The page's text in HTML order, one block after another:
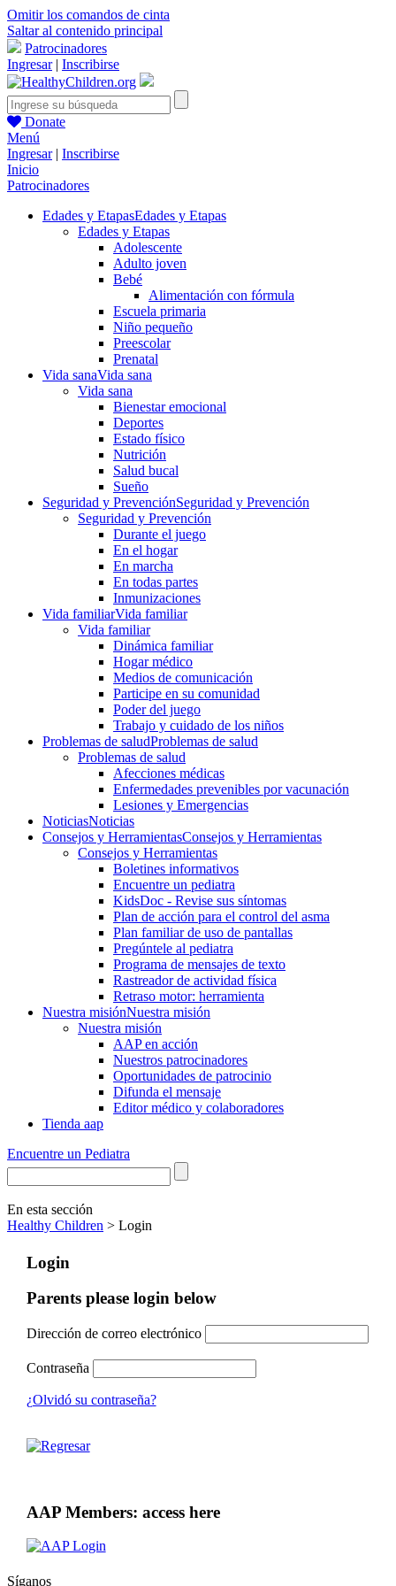
Omitir los comandos de cinta
Saltar al contenido principal
Patrocinadores
Ingresar| Inscribirse
Donate
Menú
Ingresar| Inscribirse
Inicio
Patrocinadores
Edades y EtapasEdades y Etapas
Edades y Etapas
Adolescente
Adulto joven
Bebé
Alimentación con fórmula
Escuela primaria
Niño pequeño
Preescolar
Prenatal
Vida sanaVida sana
Vida sana
Bienestar emocional
Deportes
Estado físico
Nutrición
Salud bucal
Sueño
Seguridad y PrevenciónSeguridad y Prevención
Seguridad y Prevención
Durante el juego
En el hogar
En marcha
En todas partes
Inmunizaciones
Vida familiarVida familiar
Vida familiar
Dinámica familiar
Hogar médico
Medios de comunicación
Participe en su comunidad
Poder del juego
Trabajo y cuidado de los niños
Problemas de saludProblemas de salud
Problemas de salud
Afecciones médicas
Enfermedades prevenibles por vacunación
Lesiones y Emergencias
NoticiasNoticias
Consejos y HerramientasConsejos y Herramientas
Consejos y Herramientas
Boletines informativos
Encuentre un pediatra
KidsDoc - Revise sus síntomas
Plan de acción para el control del asma
Plan familiar de uso de pantallas
Pregúntele al pediatra
Programa de mensajes de texto
Rastre​​ador de activida​d física
Retraso motor: herramienta
Nuestra misiónNuestra misión
Nuestra misión
AAP en acción
Nuestros patrocinadores
Oportunidades de patrocinio
Difunda el mensaje
Editor médico y colaboradores
Tienda aap
Encuentre un Pediatra
En esta sección
Healthy Children > Login
Login
Parents please login below
Dirección de correo electrónico
Contraseña
¿Olvidó su contraseña?
AAP Members: access here
Síganos